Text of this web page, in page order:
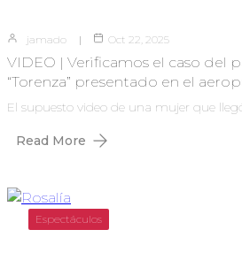
jamado Oct 22, 2025
VIDEO | Verificamos el caso del
“Torenza” presentado en el
El supuesto video de una mujer que
Read More
Espectáculos